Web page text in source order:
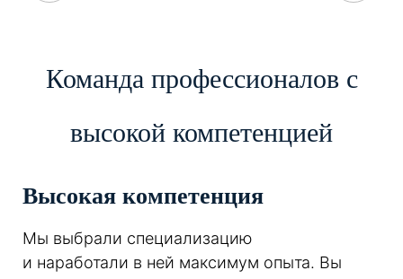
Команда профессионалов с
высокой компетенцией
Высокая компетенция
Мы выбрали специализацию
и наработали в ней максимум опыта. Вы